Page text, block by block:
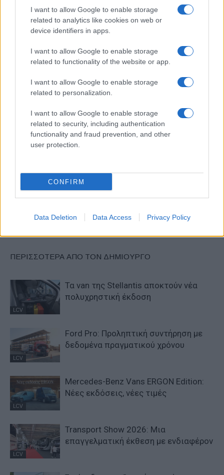
I want to allow Google to enable storage
related to analytics like cookies on web or
device identifiers in apps.
I want to allow Google to enable storage
related to functionality of the website or app.
I want to allow Google to enable storage
related to personalization.
I want to allow Google to enable storage
related to security, including authentication
functionality and fraud prevention, and other
user protection.
CONFIRM
Data Deletion Data Access Privacy Policy
Alpha Bank: Για πρώτη φορά το Αρχαίο Θέατρο Επιδαύρου
άνοιξε τις πύλες του σε όλους
ΕΤΙΚΕΤΕΣ Ford Pro Ford Ranger PHEV
Ford Transit
Νέες μορφές ενέργειας
SM Tribute, 10 χρόνια τέχνης
και φινέτσας
ΠΑΡΟΜΟΙΑ ΑΡΘΡΑ
ΠΕΡΙΣΣΟΤΕΡΑ ΑΠΟ ΤΟΝ ΔΗΜΙΟΥΡΓΟ
LCV
Τα van της Stellantis αποκτούν νέα
πολυχρηστική έκδοση
LCV
Ford Pro: Προληπτική συντήρηση με
δεδομένα πραγματικού χρόνου
LCV
Mercedes-Benz Vans ERGON Edition:
Νέες εκδόσεις, νέες τιμές
LCV
Transport Show 2026: Μια
επαγγελματική έκθεση με ενδιαφέρον